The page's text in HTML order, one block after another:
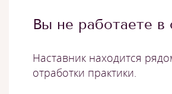
Вы не работаете в
Наставник находится
отработки практики.